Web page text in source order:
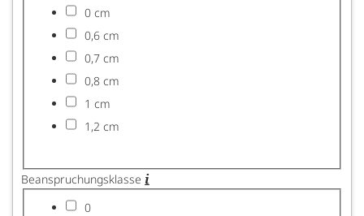
0 cm
0,6 cm
0,7 cm
0,8 cm
1 cm
1,2 cm
Beanspruchungsklasse
0